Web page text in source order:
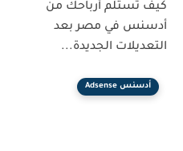
كيف تستلم أرباحك من
أدسنس في مصر بعد
التعديلات الجديدة...
أدسنس Adsense